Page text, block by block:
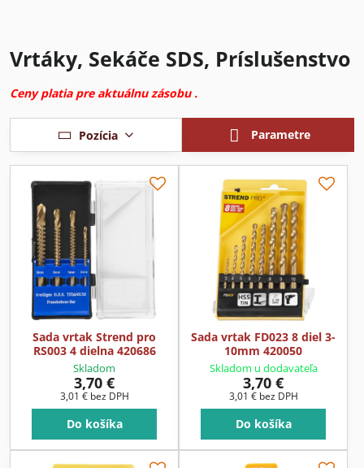
Vrtáky, Sekáče SDS, Príslušenstvo
Ceny platia pre aktuálnu zásobu .
Pozícia Parametre
Sada vrtak Strend pro
RS003 4 dielna 420686
Skladom
3,70 €
3,01 € bez DPH
Do košíka
Sada vrtak FD023 8 diel 3-
10mm 420050
Skladom u dodavateľa
3,70 €
3,01 € bez DPH
Do košíka